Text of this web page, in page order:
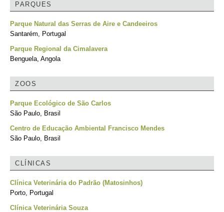
PARQUES
Parque Natural das Serras de Aire e Candeeiros
Santarém, Portugal
Parque Regional da Cimalavera
Benguela, Angola
ZOOS
Parque Ecológico de São Carlos
São Paulo, Brasil
Centro de Educação Ambiental Francisco Mendes
São Paulo, Brasil
CLÍNICAS
Clínica Veterinária do Padrão (Matosinhos)
Porto, Portugal
Clínica Veterinária Souza